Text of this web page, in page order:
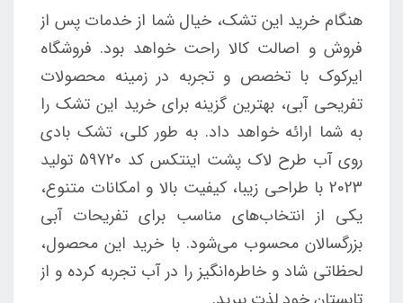
هنگام خرید این تشک، خیال شما از خدمات پس از
فروش و اصالت کالا راحت خواهد بود. فروشگاه
ایرکوک با تخصص و تجربه در زمینه محصولات
تفریحی آبی، بهترین گزینه برای خرید این تشک را
به شما ارائه خواهد داد. به طور کلی، تشک بادی
روی آب طرح لاک پشت اینتکس کد 59720 تولید
2023 با طراحی زیبا، کیفیت بالا و امکانات متنوع،
یکی از انتخاب‌های مناسب برای تفریحات آبی
بزرگسالان محسوب می‌شود. با خرید این محصول،
لحظاتی شاد و خاطره‌انگیز را در آب تجربه کرده و از